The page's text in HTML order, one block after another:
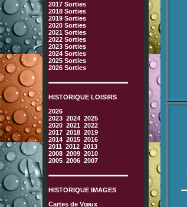
2017 Sorties
2018 Sorties
2019 Sorties
2020 Sorties
2021 Sorties
2022 Sorties
2023 Sorties
2024 Sorties
2025 Sorties
2026 Sorties
HISTORIQUE LOISIRS
2026
2023 2024 2025
2020 2021 2022
2017 2018 2019
2014 2015 2016
2011 2012 2013
2008 2009 2010
2005 2006 2007
HISTORIQUE IMAGES
Cartes de Vœux